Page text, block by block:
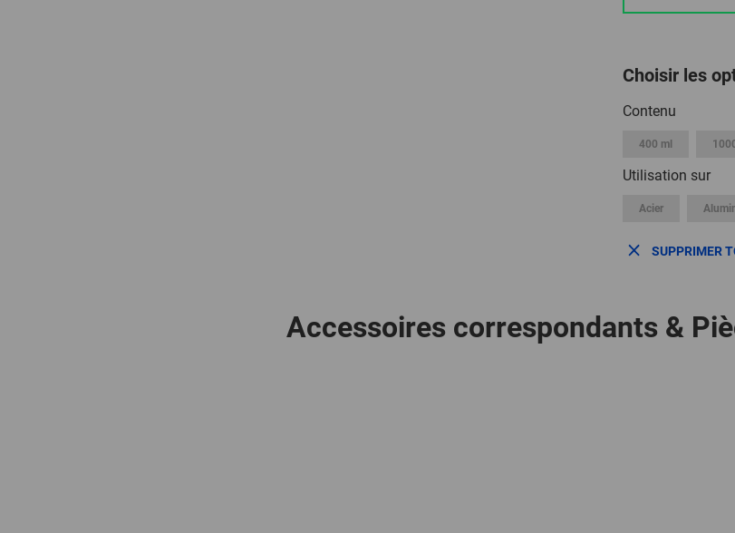
Choisir les
Contenu
400 ml
Utilisation sur
Acier
SUPPRIMER
Accessoires correspondants &